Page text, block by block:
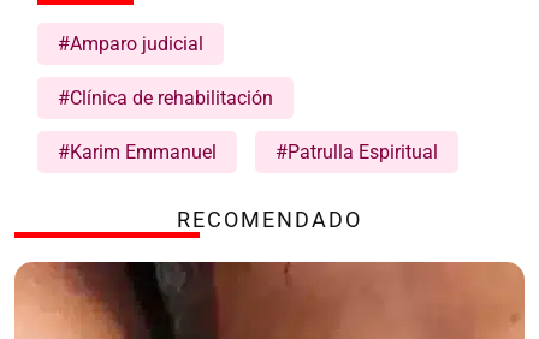
#Amparo judicial
#Clínica de rehabilitación
#Karim Emmanuel #Patrulla Espiritual
RECOMENDADO